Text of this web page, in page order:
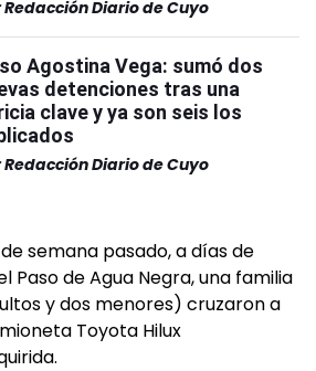
Redacción Diario de Cuyo
Agostina Vega: sumó dos
detenciones tras una
clave y ya son seis los
Redacción Diario de Cuyo
semana pasado, a días de
Paso de Agua Negra, una familia
y dos menores) cruzaron a
Toyota Hilux